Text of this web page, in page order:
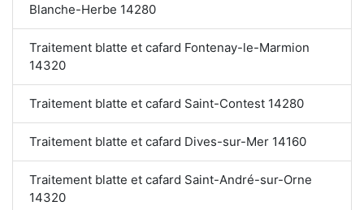
Blanche-Herbe 14280
Traitement blatte et cafard Fontenay-le-Marmion
14320
Traitement blatte et cafard Saint-Contest 14280
Traitement blatte et cafard Dives-sur-Mer 14160
Traitement blatte et cafard Saint-André-sur-Orne
14320